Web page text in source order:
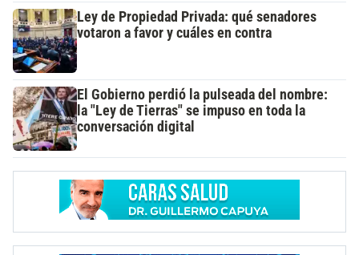
Ley de Propiedad Privada: qué senadores
votaron a favor y cuáles en contra
El Gobierno perdió la pulseada del nombre:
la "Ley de Tierras" se impuso en toda la
conversación digital